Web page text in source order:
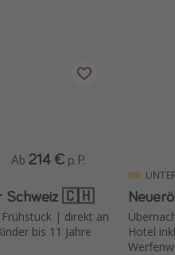
Schweiz 🇨🇭
| direkt an
bis 11 Jahre
Ab 214 € p. P.
Hotel